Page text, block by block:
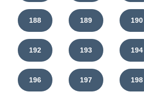
188 189 190
192 193 194
196 197 198